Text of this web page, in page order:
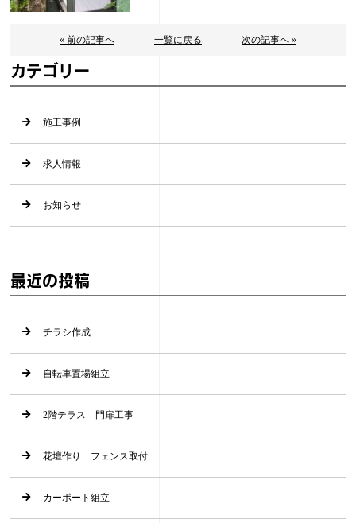
« 前の記事へ 一覧に戻る 次の記事へ »
カテゴリー
施工事例
求人情報
お知らせ
最近の投稿
チラシ作成
自転車置場組立
2階テラス 門扉工事
花壇作り フェンス取付
カーポート組立